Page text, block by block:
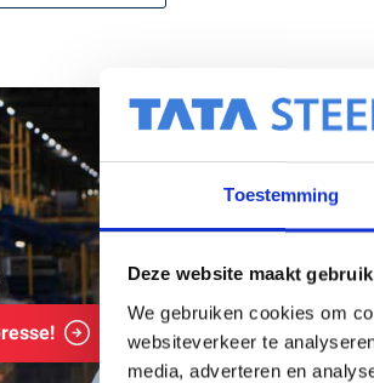
Toestemming
Deze website maakt
We gebruiken cookies om
websiteverkeer te
media, adverteren en
Whatsapp direct